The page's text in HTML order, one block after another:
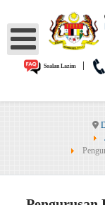
Soalan Lazim|